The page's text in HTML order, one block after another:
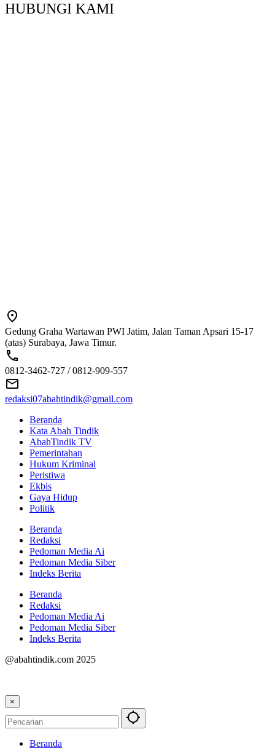
HUBUNGI KAMI
Gedung Graha Wartawan PWI Jatim, Jalan Taman Apsari 15-17
(atas) Surabaya, Jawa Timur.
0812-3462-727 / 0812-909-557
redaksi07abahtindik@gmail.com
Beranda
Kata Abah Tindik
AbahTindik TV
Pemerintahan
Hukum Kriminal
Peristiwa
Ekbis
Gaya Hidup
Politik
Beranda
Redaksi
Pedoman Media Ai
Pedoman Media Siber
Indeks Berita
Beranda
Redaksi
Pedoman Media Ai
Pedoman Media Siber
Indeks Berita
@abahtindik.com 2025
×
Beranda